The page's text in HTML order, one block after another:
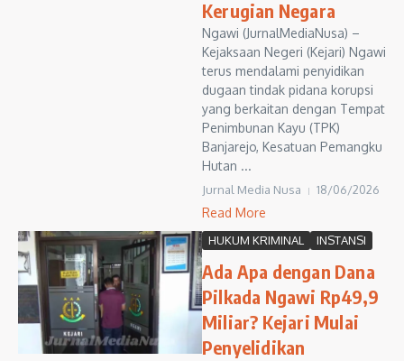
Kerugian Negara
Ngawi (JurnalMediaNusa) –
Kejaksaan Negeri (Kejari) Ngawi
terus mendalami penyidikan
dugaan tindak pidana korupsi
yang berkaitan dengan Tempat
Penimbunan Kayu (TPK)
Banjarejo, Kesatuan Pemangku
Hutan ...
Jurnal Media Nusa 18/06/2026
Read More
HUKUM KRIMINAL INSTANSI
Ada Apa dengan Dana
Pilkada Ngawi Rp49,9
Miliar? Kejari Mulai
Penyelidikan